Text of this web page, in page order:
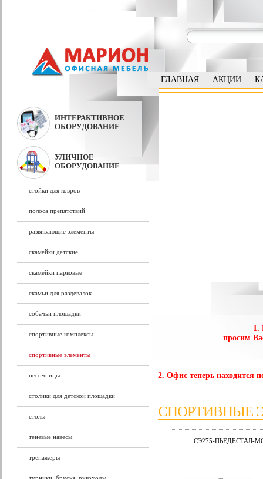
ГЛАВНАЯ АКЦИИ
ИНТЕРАКТИВНОЕ
ОБОРУДОВАНИЕ
УЛИЧНОЕ
ОБОРУДОВАНИЕ
стойки для ковров
полоса препятствий
развивающие элементы
скамейки детские
скамейки парковые
скамьи для раздевалок
собачьи площадки
спортивные комплексы
спортивные элементы
песочницы
столики для детской площадки
столы
теневые навесы
тренажеры
1.
просим
2. Офис теперь находится
СПОРТИВНЫЕ
СЭ275-ПЬЕДЕСТАЛ-